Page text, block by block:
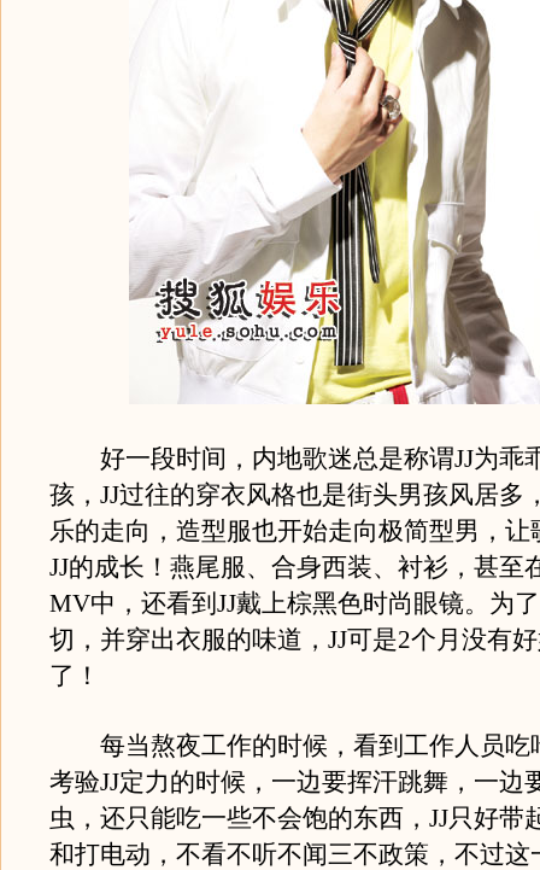
好一段时间，内地歌迷总是称谓JJ为乖
孩，JJ过往的穿衣风格也是街头男孩风居多
乐的走向，造型服也开始走向极简型男，让
JJ的成长！燕尾服、合身西装、衬衫，甚至
MV中，还看到JJ戴上棕黑色时尚眼镜。为
切，并穿出衣服的味道，JJ可是2个月没有
了！
每当熬夜工作的时候，看到工作人员吃
考验JJ定力的时候，一边要挥汗跳舞，一边
虫，还只能吃一些不会饱的东西，JJ只好带
和打电动，不看不听不闻三不政策，不过这